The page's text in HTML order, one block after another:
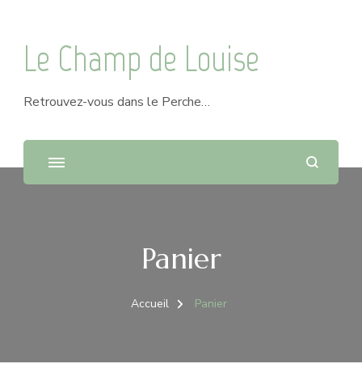
Le Champ de Louise
Retrouvez-vous dans le Perche…
Panier
Accueil Panier